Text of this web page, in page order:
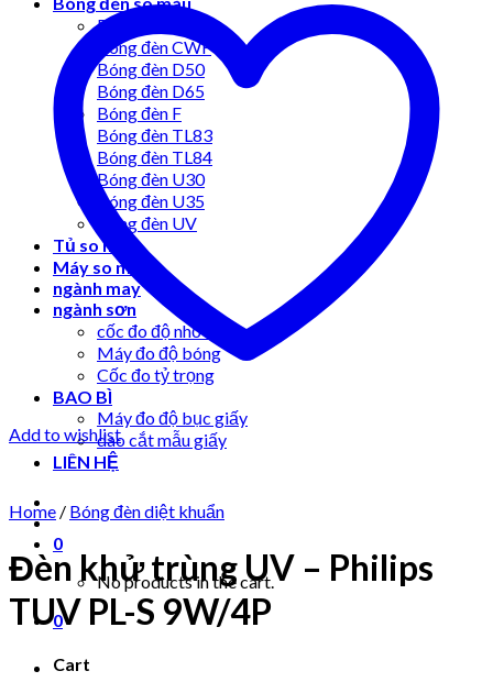
Bóng đèn A
Bóng đèn CWF
Bóng đèn D50
Bóng đèn D65
Bóng đèn F
Bóng đèn TL83
Bóng đèn TL84
Bóng đèn U30
Bóng đèn U35
Bóng đèn UV
Tủ so màu
Máy so màu
ngành may
ngành sơn
cốc đo độ nhớt
Máy đo độ bóng
Cốc đo tỷ trọng
BAO BÌ
Máy đo độ bục giấy
dao cắt mẫu giấy
LIÊN HỆ
0
No products in the cart.
0
Cart
Add to wishlist
Home / Bóng đèn diệt khuẩn
Đèn khử trùng UV – Philips
TUV PL-S 9W/4P